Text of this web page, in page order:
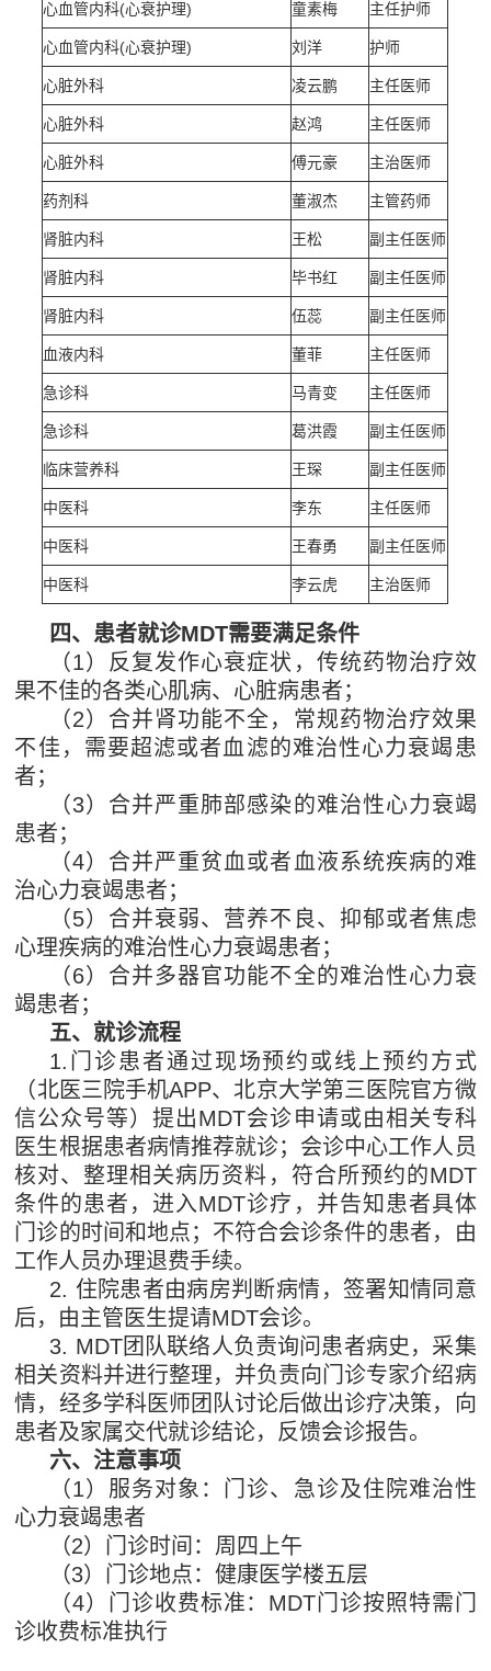
心血管内科(心衰护理) 童素梅 主任护师
心血管内科(心衰护理) 刘洋 护师
心脏外科 凌云鹏 主任医师
心脏外科 赵鸿 主任医师
心脏外科 傅元豪 主治医师
药剂科 董淑杰 主管药师
肾脏内科 王松 副主任医师
肾脏内科 毕书红 副主任医师
肾脏内科 伍蕊 副主任医师
血液内科 董菲 主任医师
急诊科 马青变 主任医师
急诊科 葛洪霞 副主任医师
临床营养科 王琛 副主任医师
中医科 李东 主任医师
中医科 王春勇 副主任医师
中医科 李云虎 主治医师
四、患者就诊MDT需要满足条件
（1）反复发作心衰症状，传统药物治疗效
果不佳的各类心肌病、心脏病患者；
（2）合并肾功能不全，常规药物治疗效果
不佳，需要超滤或者血滤的难治性心力衰竭患
者；
（3）合并严重肺部感染的难治性心力衰竭
患者；
（4）合并严重贫血或者血液系统疾病的难
治心力衰竭患者；
（5）合并衰弱、营养不良、抑郁或者焦虑
心理疾病的难治性心力衰竭患者；
（6）合并多器官功能不全的难治性心力衰
竭患者；
五、就诊流程
1.门诊患者通过现场预约或线上预约方式
（北医三院手机APP、北京大学第三医院官方微
信公众号等）提出MDT会诊申请或由相关专科
医生根据患者病情推荐就诊；会诊中心工作人员
核对、整理相关病历资料，符合所预约的MDT
条件的患者，进入MDT诊疗，并告知患者具体
门诊的时间和地点；不符合会诊条件的患者，由
工作人员办理退费手续。
2. 住院患者由病房判断病情，签署知情同意
后，由主管医生提请MDT会诊。
3. MDT团队联络人负责询问患者病史，采集
相关资料并进行整理，并负责向门诊专家介绍病
情，经多学科医师团队讨论后做出诊疗决策，向
患者及家属交代就诊结论，反馈会诊报告。
六、注意事项
（1）服务对象：门诊、急诊及住院难治性
心力衰竭患者
（2）门诊时间：周四上午
（3）门诊地点：健康医学楼五层
（4）门诊收费标准：MDT门诊按照特需门
诊收费标准执行